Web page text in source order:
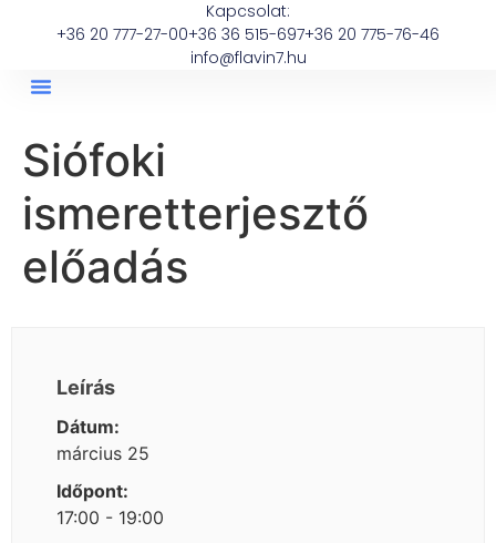
Kapcsolat:
+36 20 777-27-00+36 36 515-697+36 20 775-76-46
info@flavin7.hu
Siófoki
ismeretterjesztő
előadás
Leírás
Dátum:
március 25
Időpont:
17:00 - 19:00